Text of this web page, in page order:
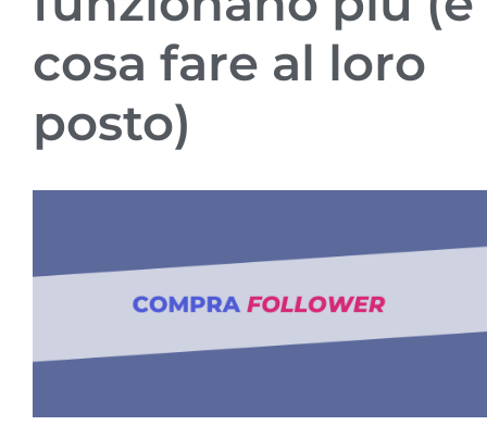
cosa fare al loro
posto)